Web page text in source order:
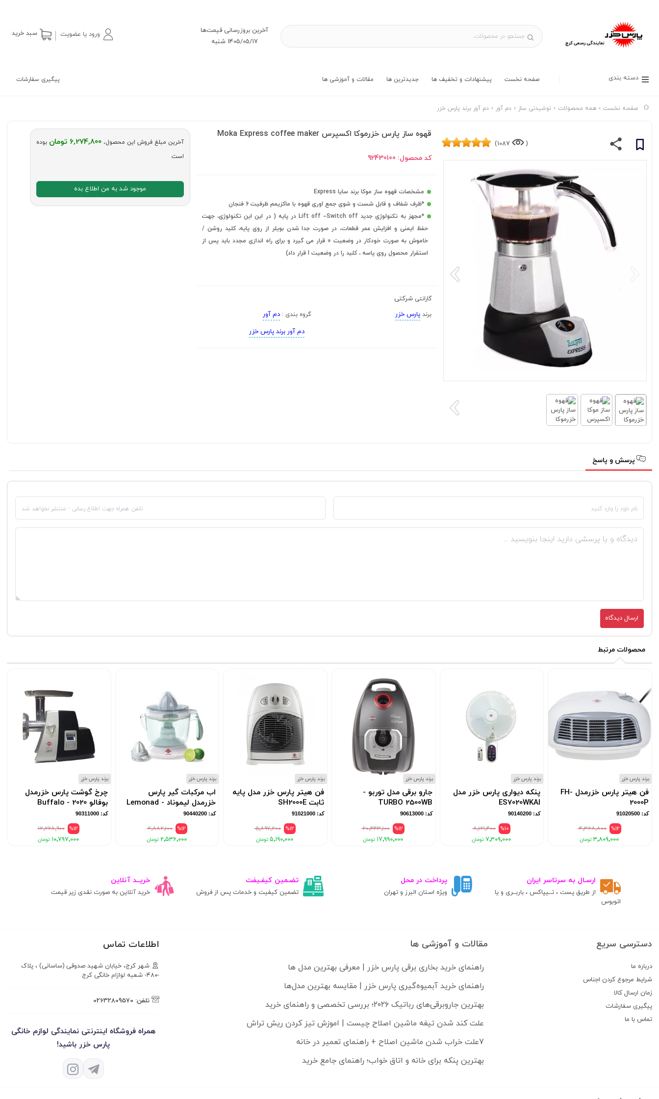
آخرین بروز‌رسانی قیمت‌ها
1405/05/17 شنبه
ورود یا عضویت سبد خرید
دسته بندی صفحه نخست پیشنهادات و تخفیف ها جدیدترین ها مقالات و آموزشی ها پیگیری سفارشات
صفحه نخست همه محصولات نوشیدنی ساز دم آور دم آور برند پارس خزر
(
1087)
قهوه ساز پارس خزرموکا اکسپرس Moka Express coffee maker
کد محصول: 92430100
مشخصات قهوه ساز موکا برند سایا Express
*ظرف شفاف و قابل شست و شوی جمع اوری قهوه با ماکزیمم ظرفیت 6 فنجان
*مجهز به تکنولوژی جدید Lift off –Switch off در پایه ( در این این تکنولوژی، جهت
حفظ ایمنی و افزایش عمر قطعات، در صورت جدا شدن بویلر از روی پایه، کلید روشن /
خاموش به صورت خودکار در وضعیت 0 قرار می گیرد و برای راه اندازی مجدد باید پس از
استقرار محصول روی پاسه ، کلید را در وضعیت I قرار داد)
گارانتی شرکتی
برندپارس خزر گروه بندی :دم آور
دم آور برند پارس خزر
آخرین مبلغ فروش این محصول، 6,274,800 تومان
بوده
است
موجود شد به من اطلاع بده
پرسش و پاسخ
ارسال دیدگاه
محصولات مرتبط
برند پارس خزر
فن هیتر پارس خزرمدل FH-
2000P
کد: 91020500
%12 ۴٬۳۲۸٬۸۰۰
۳٬۸۰۹٬۰۰۰
برند پارس خزر
پنکه دیواری پارس خزر مدل
ES7020WKAI
کد: 90140200
%10 ۸٬۱۲۱٬۴۰۰
۷٬۳۰۹٬۰۰۰
برند پارس خزر
جارو برقی مدل توربو -
TURBO 2500WB
کد: 90613000
%12 ۲۰٬۴۴۳٬۱۰۰
۱۷٬۹۹۰٬۰۰۰
برند پارس خزر
فن هیتر پارس خزر مدل پایه
ثابت SH2000E
کد: 91021000
%12 ۵٬۸۹۷٬۲۰۰
۵٬۱۹۰٬۰۰۰
برند پارس خزر
اب مرکبات گیر پارس
خزرمدل لیموناد - Lemonad
کد: 90440200
%12 ۲٬۸۸۲٬۱۰۰
۲٬۵۳۶٬۰۰۰
برند پارس خزر
چرخ گوشت پارس خزرمدل
بوفالو Buffalo - 2020
کد: 90311000
%12 ۱۲٬۲۶۸٬۹۰۰
۱۰٬۷۹۷٬۰۰۰
ارسـال به سرتاسر ایران
از طریق پست ، تــیپاکس ، باربــری و یا
اتوبوس
پرداخت در محل
ویژه استان البرز و تهران
تضـمین کیفـیفت
تضمین کیفیت و خدمات پس از فروش
خریــد آنلاین
خرید آنلاین به صورت نقدی زیر قیمت
دسترسی سریع
درباره ما
شرایط مرجوع کردن اجناس
زمان ارسال کالا
پیگیری سفارشات
تماس با ما
مقالات و آموزشی ها
راهنمای خرید بخاری برقی پارس خزر | معرفی بهترین مدل ها
راهنمای خرید آبمیوه‌گیری پارس خزر | مقایسه بهترین مدل‌ها
بهترین جاروبرقی‌های رباتیک ۲۰۲۶؛ بررسی تخصصی و راهنمای خرید
علت کند شدن تیغه ماشین اصلاح چیست | اموزش تیز کردن ریش تراش
7علت خراب شدن ماشین اصلاح + راهنمای تعمیر در خانه
بهترین پنکه برای خانه و اتاق خواب؛ راهنمای جامع خرید
اطلاعات تماس
شهر کرج، خیابان شهید صدوقی (ساسانی) ، پلاک
-۴۸۰- شعبه لوازام خانگی کرج
تلفن: 02632809570
همراه فروشگاه اینترنتی نمایندگی لوازم خانگی
پارس خزر باشید!